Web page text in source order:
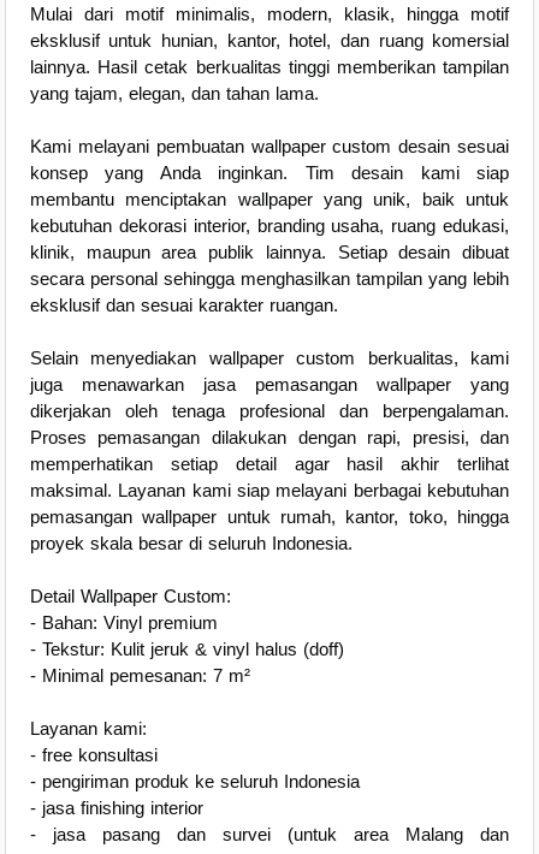
Mulai dari motif minimalis, modern, klasik, hingga motif
eksklusif untuk hunian, kantor, hotel, dan ruang komersial
lainnya. Hasil cetak berkualitas tinggi memberikan tampilan
yang tajam, elegan, dan tahan lama.
Kami melayani pembuatan wallpaper custom desain sesuai
konsep yang Anda inginkan. Tim desain kami siap
membantu menciptakan wallpaper yang unik, baik untuk
kebutuhan dekorasi interior, branding usaha, ruang edukasi,
klinik, maupun area publik lainnya. Setiap desain dibuat
secara personal sehingga menghasilkan tampilan yang lebih
eksklusif dan sesuai karakter ruangan.
Selain menyediakan wallpaper custom berkualitas, kami
juga menawarkan jasa pemasangan wallpaper yang
dikerjakan oleh tenaga profesional dan berpengalaman.
Proses pemasangan dilakukan dengan rapi, presisi, dan
memperhatikan setiap detail agar hasil akhir terlihat
maksimal. Layanan kami siap melayani berbagai kebutuhan
pemasangan wallpaper untuk rumah, kantor, toko, hingga
proyek skala besar di seluruh Indonesia.
Detail Wallpaper Custom:
- Bahan: Vinyl premium
- Tekstur: Kulit jeruk & vinyl halus (doff)
- Minimal pemesanan: 7 m²
Layanan kami:
- free konsultasi
- pengiriman produk ke seluruh Indonesia
- jasa finishing interior
- jasa pasang dan survei (untuk area Malang dan